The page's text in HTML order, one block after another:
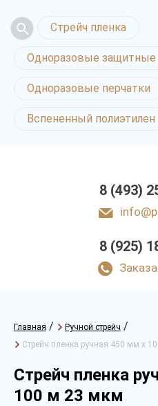
Стрейч пленка
Одноразовые защитные
Одноразовые перчатки
Вспененный полиэтилен
8 (493)
8 (925)
Главная / Ручной стрейч /
Стрейч пленка ручная 450 мм х
Стрейч пленка
100 м 23 мкм